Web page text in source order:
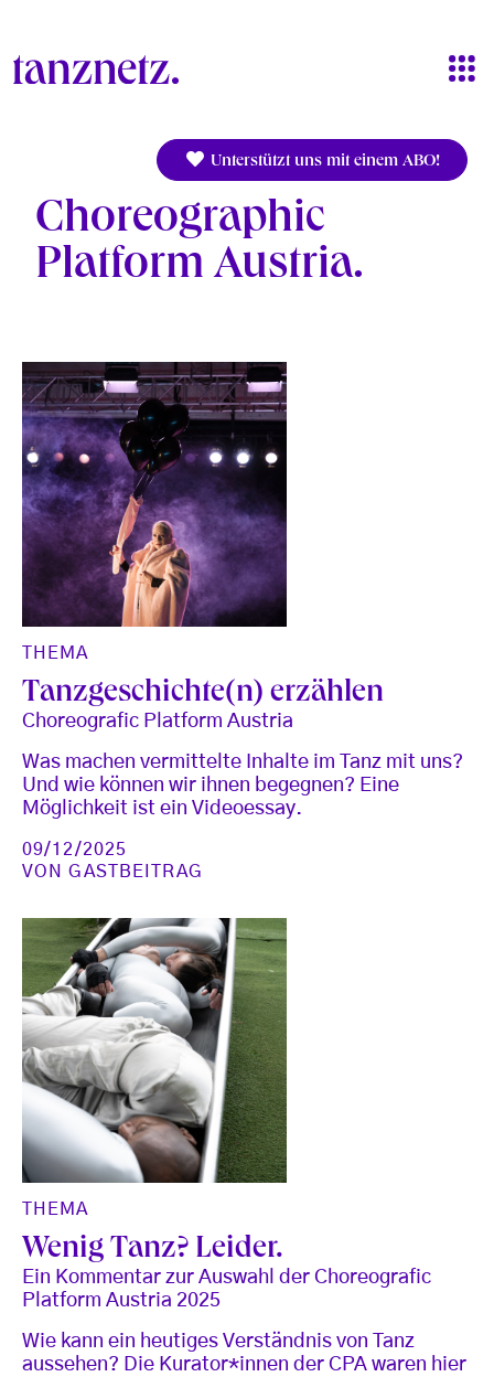
Unterstützt uns mit einem ABO!
Choreographic
Platform Austria
THEMA
Tanzgeschichte(n) erzählen
Choreografic Platform Austria
Was machen vermittelte Inhalte im Tanz mit uns?
Und wie können wir ihnen begegnen? Eine
Möglichkeit ist ein Videoessay.
09/12/2025
VONGASTBEITRAG
THEMA
Wenig Tanz? Leider.
Ein Kommentar zur Auswahl der Choreografic
Platform Austria 2025
Wie kann ein heutiges Verständnis von Tanz
aussehen? Die Kurator*innen der CPA waren hier